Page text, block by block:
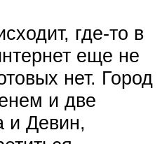
где-то в
еще не
нет. Город
и две
и Девин,